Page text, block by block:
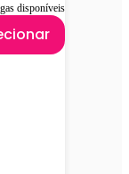
disponíveis